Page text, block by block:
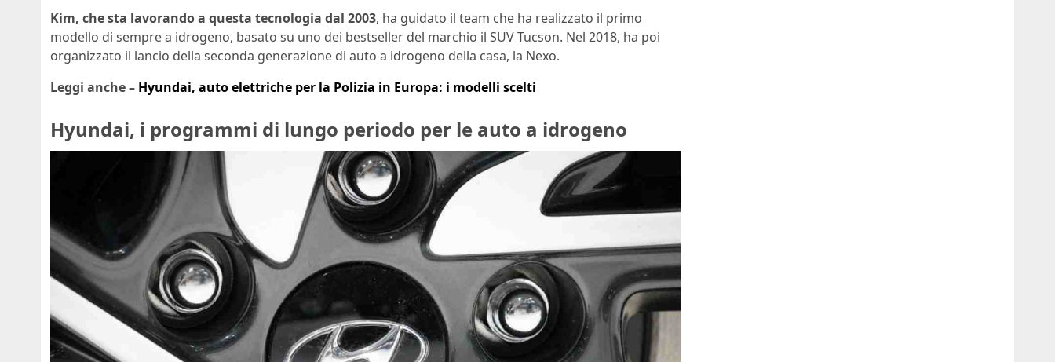
Kim, che sta lavorando a questa tecnologia dal 2003, ha guidato il team che ha realizzato il primo
modello di sempre a idrogeno, basato su uno dei bestseller del marchio il SUV Tucson. Nel 2018, ha poi
organizzato il lancio della seconda generazione di auto a idrogeno della casa, la Nexo.
Leggi anche – Hyundai, auto elettriche per la Polizia in Europa: i modelli scelti
Hyundai, i programmi di lungo periodo per le auto a idrogeno